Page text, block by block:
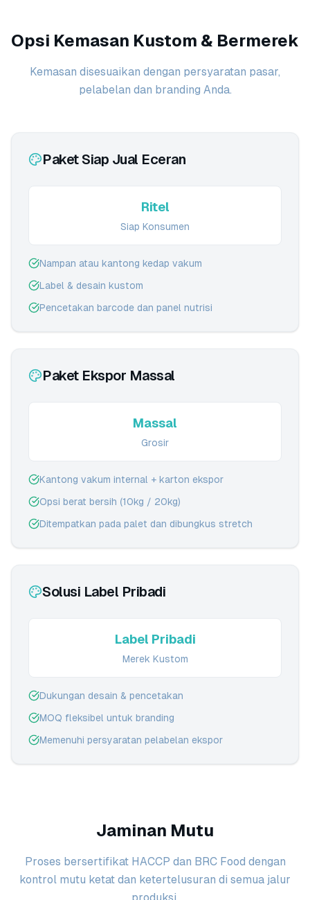
Opsi Kemasan Kustom & Bermerek
Kemasan disesuaikan dengan persyaratan pasar,
pelabelan dan branding Anda.
Paket Siap Jual Eceran
Ritel
Siap Konsumen
Nampan atau kantong kedap vakum
Label & desain kustom
Pencetakan barcode dan panel nutrisi
Paket Ekspor Massal
Massal
Grosir
Kantong vakum internal + karton ekspor
Opsi berat bersih (10kg / 20kg)
Ditempatkan pada palet dan dibungkus stretch
Solusi Label Pribadi
Label Pribadi
Merek Kustom
Dukungan desain & pencetakan
MOQ fleksibel untuk branding
Memenuhi persyaratan pelabelan ekspor
Jaminan Mutu
Proses bersertifikat HACCP dan BRC Food dengan
kontrol mutu ketat dan ketertelusuran di semua jalur